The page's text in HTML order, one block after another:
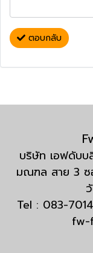
ตอบกลับ
บริษัท เอฟดับ
มณฑล สาย 3 ซ
Tel : 083-
fw-